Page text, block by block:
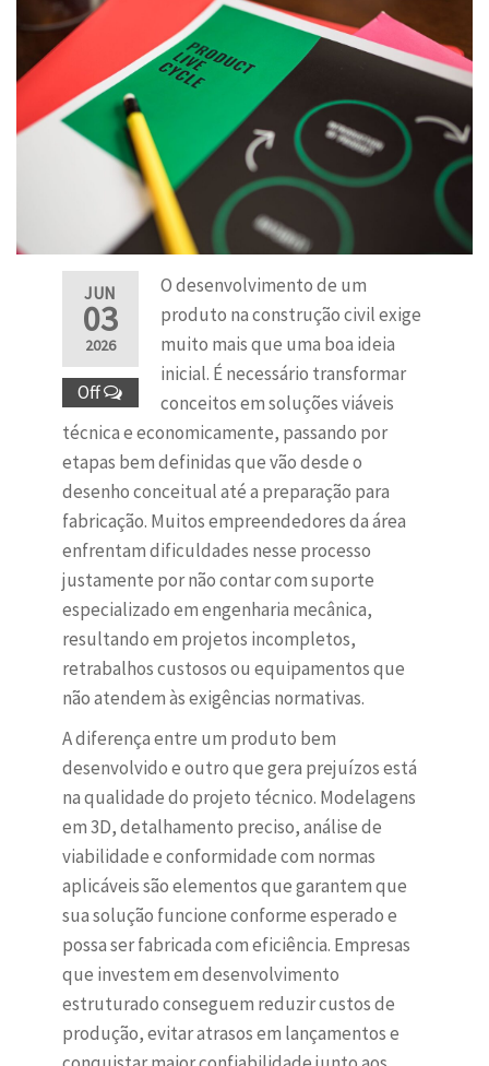
JUN
03
2026
Off
O desenvolvimento de um
produto na construção civil exige
muito mais que uma boa ideia
inicial. É necessário transformar
conceitos em soluções viáveis
técnica e economicamente, passando por
etapas bem definidas que vão desde o
desenho conceitual até a preparação para
fabricação. Muitos empreendedores da área
enfrentam dificuldades nesse processo
justamente por não contar com suporte
especializado em engenharia mecânica,
resultando em projetos incompletos,
retrabalhos custosos ou equipamentos que
não atendem às exigências normativas.
A diferença entre um produto bem
desenvolvido e outro que gera prejuízos está
na qualidade do projeto técnico. Modelagens
em 3D, detalhamento preciso, análise de
viabilidade e conformidade com normas
aplicáveis são elementos que garantem que
sua solução funcione conforme esperado e
possa ser fabricada com eficiência. Empresas
que investem em desenvolvimento
estruturado conseguem reduzir custos de
produção, evitar atrasos em lançamentos e